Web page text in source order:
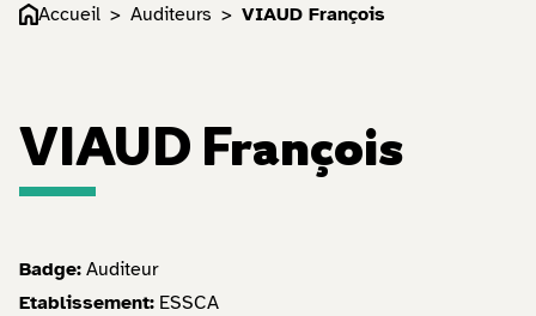
Accueil Auditeurs VIAUD François
VIAUD François
Badge: Auditeur
Etablissement: ESSCA